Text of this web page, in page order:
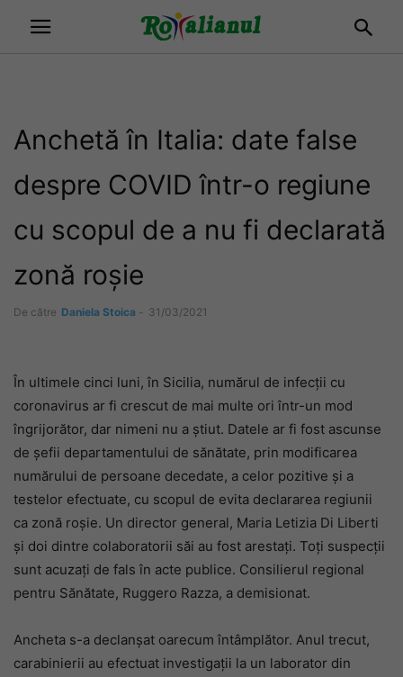
Anchetă în Italia: date false
despre COVID într-o regiune
cu scopul de a nu fi declarată
zonă roșie
De către Daniela Stoica - 31/03/2021
În ultimele cinci luni, în Sicilia, numărul de infecții cu
coronavirus ar fi crescut de mai multe ori într-un mod
îngrijorător, dar nimeni nu a știut. Datele ar fi fost ascunse
de șefii departamentului de sănătate, prin modificarea
numărului de persoane decedate, a celor pozitive și a
testelor efectuate, cu scopul de evita declararea regiunii
ca zonă roșie. Un director general, Maria Letizia Di Liberti
și doi dintre colaboratorii săi au fost arestați. Toți suspecții
sunt acuzați de fals în acte publice. Consilierul regional
pentru Sănătate, Ruggero Razza, a demisionat.
Ancheta s-a declanșat oarecum întâmplător. Anul trecut,
carabinierii au efectuat investigații la un laborator din